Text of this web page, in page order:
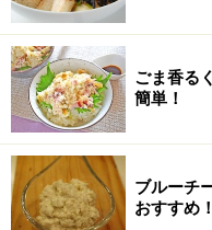
ごま香る
簡単！
ブルーチ
おすすめ！